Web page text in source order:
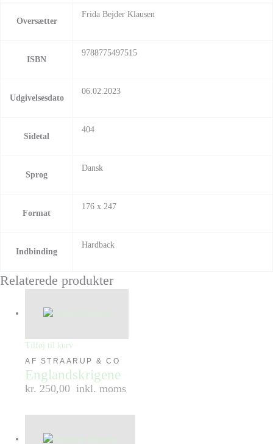
Oversætter
Frida Bejder Klausen
ISBN
9788775497515
Udgivelsesdato
06.02.2023
Sidetal
404
Sprog
Dansk
Format
176 x 247
Indbinding
Hardback
Relaterede produkter
Tilføj til kurv
AF STRAARUP & CO
Englandskrigene
kr. 250,00 inkl. moms